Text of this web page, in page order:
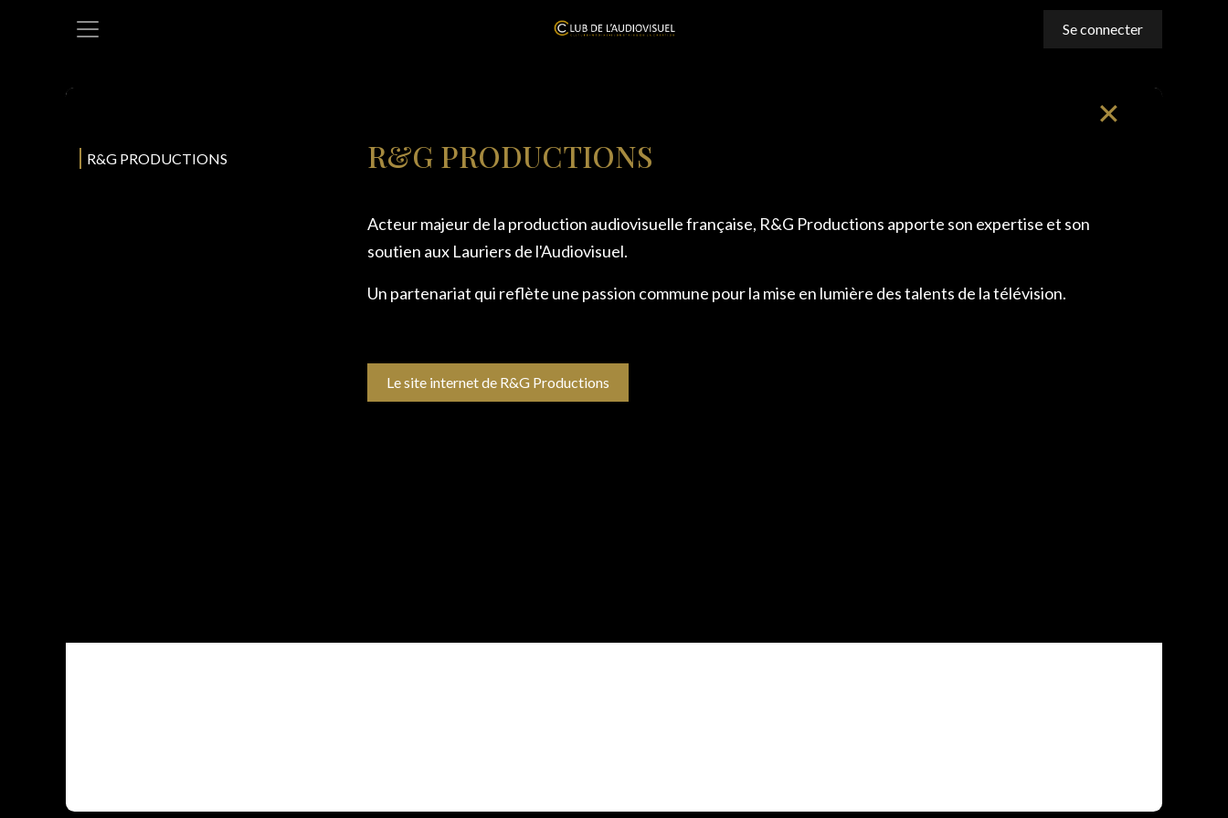
Se connecter
✕
R&G PRODUCTIONS R&G PRODUCTIONS
Acteur majeur de la production audiovisuelle française, R&G Productions apporte son expertise et son
soutien aux Lauriers de l'Audiovisuel.
Un partenariat qui reflète une passion commune pour la mise en lumière des talents de la télévision.
Le site internet de R&G Productions